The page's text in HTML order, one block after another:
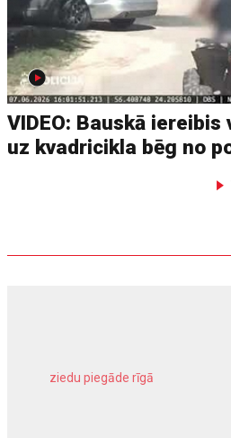
VIDEO: Bauskā
uz kvadricikla bēg no
ziedu piegāde rīgā